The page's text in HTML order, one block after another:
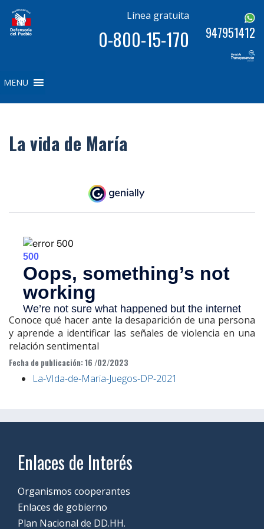
Línea gratuita
0-800-15-170 947951412
MENU
La vida de María
Conoce qué hacer ante la desaparición de una persona
y aprende a identificar las señales de violencia en una
relación sentimental
Fecha de publicación: 16 /02/2023
La-VIda-de-Maria-Juegos-DP-2021
Enlaces de Interés
Organismos cooperantes
Enlaces de gobierno
Plan Nacional de DD.HH.